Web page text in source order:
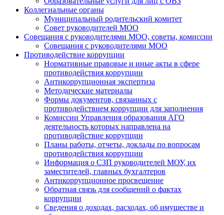
Коллегиальные органы
Муниципальный родительский комитет
Совет руководителей МОО
Совещания с руководителями МОО, советы, комиссии
Совещания с руководителями МОО
Противодействие коррупции
Нормативные правовые и иные акты в сфере
противодействия коррупции
Антикоррупционная экспертиза
Методические материалы
Формы документов, связанных с
противодействием коррупции для заполнения
Комиссии Управления образования АГО
деятельность которых направлена на
противодействие коррупции
Планы работы, отчеты, доклады по вопросам
противодействия коррупции
Информация о СЗП руководителей МОУ, их
заместителей, главных бухгалтеров
Антикоррупционное просвещение
Обратная связь для сообщений о фактах
коррупции
Сведения о доходах, расходах, об имуществе и